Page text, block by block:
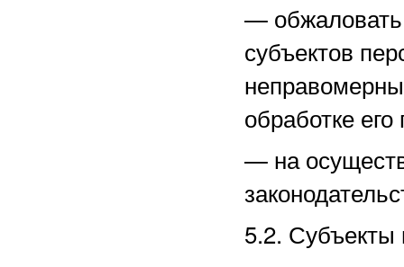
—
субъектов
обработке
— на
5.2.